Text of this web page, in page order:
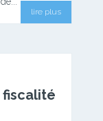
lire plus